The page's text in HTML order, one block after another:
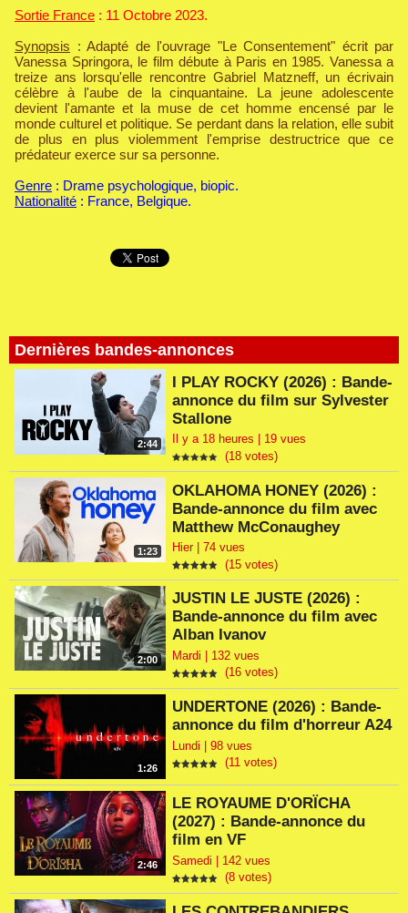
Dernières bandes-annonces
2:44
I PLAY ROCKY (2026) : Bande-
annonce du film sur Sylvester
Stallone
Il y a 18 heures | 19 vues
(18 votes)
1:23
OKLAHOMA HONEY (2026) :
Bande-annonce du film avec
Matthew McConaughey
Hier | 74 vues
(15 votes)
2:00
JUSTIN LE JUSTE (2026) :
Bande-annonce du film avec
Alban Ivanov
Mardi | 132 vues
(16 votes)
1:26
UNDERTONE (2026) : Bande-
annonce du film d'horreur A24
Lundi | 98 vues
(11 votes)
2:46
LE ROYAUME D'ORÏCHA
(2027) : Bande-annonce du
film en VF
Samedi | 142 vues
(8 votes)
Sortie France : 11 Octobre 2023.
Synopsis : Adapté de l'ouvrage "Le Consentement" écrit par
Vanessa Springora, le film débute à Paris en 1985. Vanessa a
treize ans lorsqu'elle rencontre Gabriel Matzneff, un écrivain
célèbre à l'aube de la cinquantaine. La jeune adolescente
devient l'amante et la muse de cet homme encensé par le
monde culturel et politique. Se perdant dans la relation, elle subit
de plus en plus violemment l'emprise destructrice que ce
prédateur exerce sur sa personne.
Genre : Drame psychologique, biopic.
Nationalité : France, Belgique.